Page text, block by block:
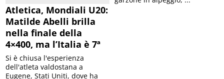
Atletica, Mondiali U20:
Matilde Abelli brilla
nella finale della
4×400, ma l’Italia è 7ª
Si è chiusa l'esperienza
dell'atleta valdostana a
Eugene, Stati Uniti, dove ha